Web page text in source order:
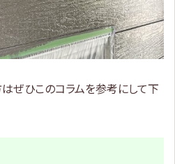
ぜひこのコラムを参考にして下